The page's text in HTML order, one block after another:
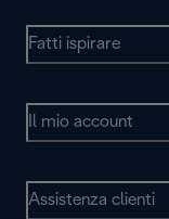
Fatti ispirare
Il mio account
Assistenza clienti